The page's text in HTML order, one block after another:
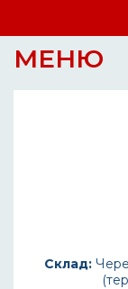
МЕНЮ
Склад: